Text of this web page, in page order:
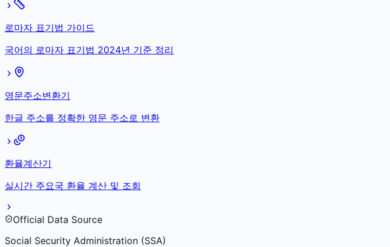
로마자 표기법 가이드
국어의 로마자 표기법 2024년 기준 정리
영문주소변환기
한글 주소를 정확한 영문 주소로 변환
환율계산기
실시간 주요국 환율 계산 및 조회
Official Data Source
Social Security Administration (SSA)